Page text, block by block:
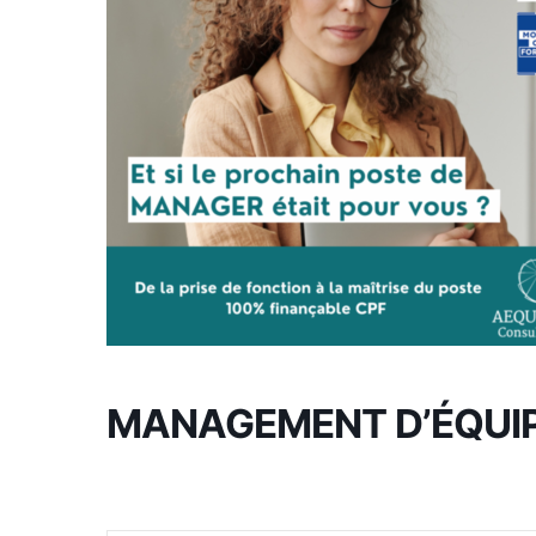
MANAGEMENT